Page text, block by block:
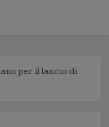
per il lancio di